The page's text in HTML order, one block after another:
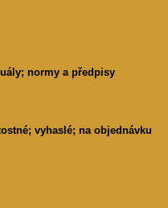
normy a předpisy
vyhaslé; na objednávku